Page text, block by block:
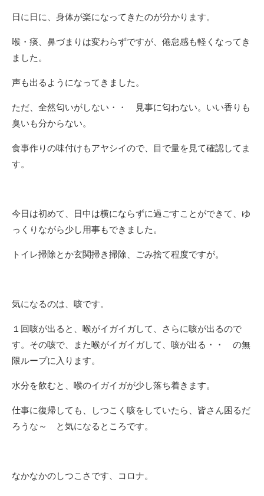
日に日に、身体が楽になってきたのが分かります。
喉・痰、鼻づまりは変わらずですが、倦怠感も軽くなってき
ました。
声も出るようになってきました。
ただ、全然匂いがしない・・ 見事に匂わない。いい香りも
臭いも分からない。
食事作りの味付けもアヤシイので、目で量を見て確認してま
す。
今日は初めて、日中は横にならずに過ごすことができて、ゆ
っくりながら少し用事もできました。
トイレ掃除とか玄関掃き掃除、ごみ捨て程度ですが。
気になるのは、咳です。
１回咳が出ると、喉がイガイガして、さらに咳が出るので
す。その咳で、また喉がイガイガして、咳が出る・・ の無
限ループに入ります。
水分を飲むと、喉のイガイガが少し落ち着きます。
仕事に復帰しても、しつこく咳をしていたら、皆さん困るだ
ろうな～ と気になるところです。
なかなかのしつこさです、コロナ。